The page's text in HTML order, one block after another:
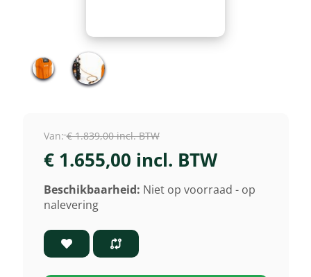
Van: € 1.839,00 incl. BTW
€ 1.655,00 incl. BTW
Beschikbaarheid: Niet op voorraad - op
nalevering